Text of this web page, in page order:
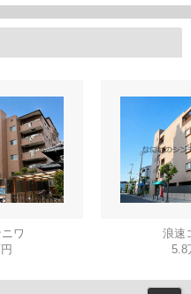
ワ
浪速
5.8